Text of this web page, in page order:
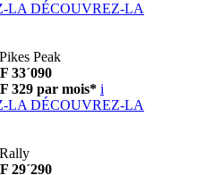
LA DÉCOUVREZ-LA
Peak
33´090
329 par mois* i
LA DÉCOUVREZ-LA
29´290